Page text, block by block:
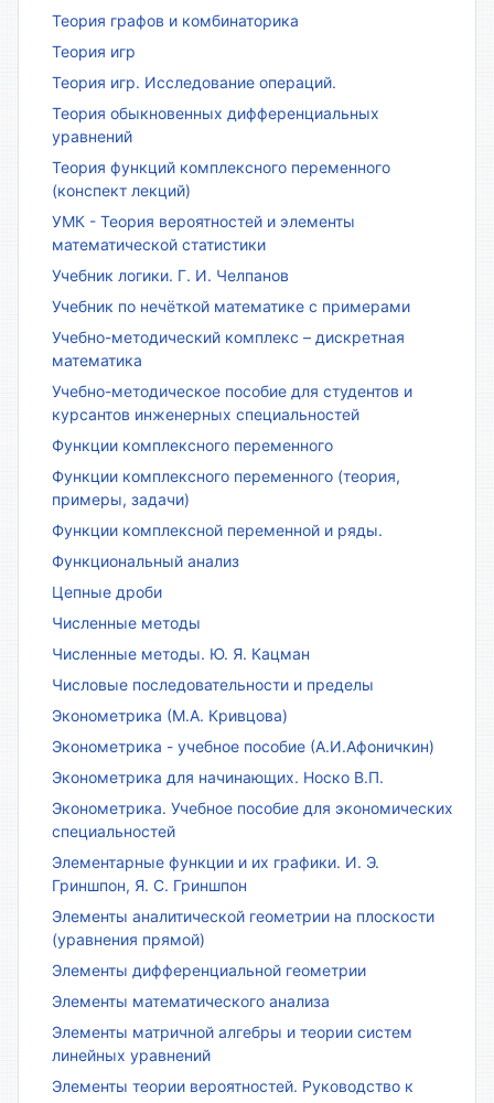
Теория графов и комбинаторика
Теория игр
Теория игр. Исследование операций.
Теория обыкновенных дифференциальных
уравнений
Теория функций комплексного переменного
(конспект лекций)
УМК - Теория вероятностей и элементы
математической статистики
Учебник логики. Г. И. Челпанов
Учебник по нечёткой математике с примерами
Учебно-методический комплекс – дискретная
математика
Учебно-методическое пособие для студентов и
курсантов инженерных специальностей
Функции комплексного переменного
Функции комплексного переменного (теория,
примеры, задачи)
Функции комплексной переменной и ряды.
Функциональный анализ
Цепные дроби
Численные методы
Численные методы. Ю. Я. Кацман
Числовые последовательности и пределы
Эконометрика (М.А. Кривцова)
Эконометрика - учебное пособие (А.И.Афоничкин)
Эконометрика для начинающих. Носко В.П.
Эконометрика. Учебное пособие для экономических
специальностей
Элементарные функции и их графики. И. Э.
Гриншпон, Я. С. Гриншпон
Элементы аналитической геометрии на плоскости
(уравнения прямой)
Элементы дифференциальной геометрии
Элементы математического анализа
Элементы матричной алгебры и теории систем
линейных уравнений
Элементы теории вероятностей. Руководство к